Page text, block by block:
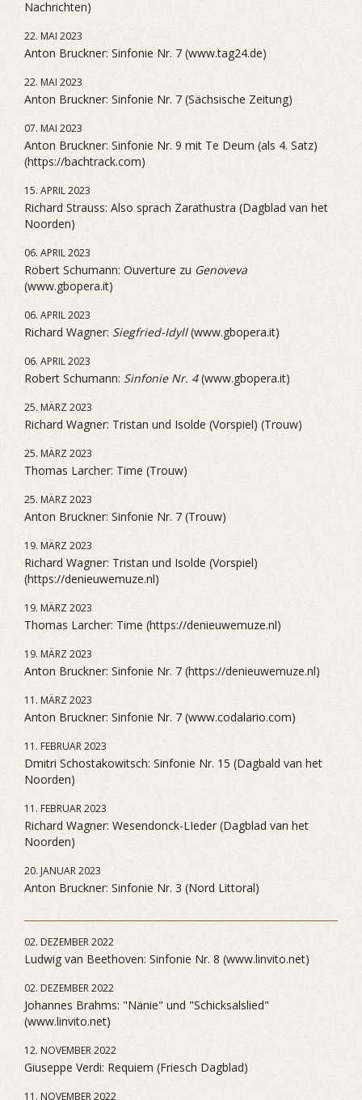
Nachrichten)
22. MAI 2023
Anton Bruckner: Sinfonie Nr. 7 (www.tag24.de)
22. MAI 2023
Anton Bruckner: Sinfonie Nr. 7 (Sächsische Zeitung)
07. MAI 2023
Anton Bruckner: Sinfonie Nr. 9 mit Te Deum (als 4. Satz)
(https://bachtrack.com)
15. APRIL 2023
Richard Strauss: Also sprach Zarathustra (Dagblad van het
Noorden)
06. APRIL 2023
Robert Schumann: Ouverture zu Genoveva
(www.gbopera.it)
06. APRIL 2023
Richard Wagner: Siegfried-Idyll(www.gbopera.it)
06. APRIL 2023
Robert Schumann: Sinfonie Nr. 4(www.gbopera.it)
25. MÄRZ 2023
Richard Wagner: Tristan und Isolde (Vorspiel) (Trouw)
25. MÄRZ 2023
Thomas Larcher: Time (Trouw)
25. MÄRZ 2023
Anton Bruckner: Sinfonie Nr. 7 (Trouw)
19. MÄRZ 2023
Richard Wagner: Tristan und Isolde (Vorspiel)
(https://denieuwemuze.nl)
19. MÄRZ 2023
Thomas Larcher: Time (https://denieuwemuze.nl)
19. MÄRZ 2023
Anton Bruckner: Sinfonie Nr. 7 (https://denieuwemuze.nl)
11. MÄRZ 2023
Anton Bruckner: Sinfonie Nr. 7 (www.codalario.com)
11. FEBRUAR 2023
Dmitri Schostakowitsch: Sinfonie Nr. 15 (Dagbald van het
Noorden)
11. FEBRUAR 2023
Richard Wagner: Wesendonck-LIeder (Dagblad van het
Noorden)
20. JANUAR 2023
Anton Bruckner: Sinfonie Nr. 3 (Nord Littoral)
02. DEZEMBER 2022
Ludwig van Beethoven: Sinfonie Nr. 8 (www.linvito.net)
02. DEZEMBER 2022
Johannes Brahms: "Nänie" und "Schicksalslied"
(www.linvito.net)
12. NOVEMBER 2022
Giuseppe Verdi: Requiem (Friesch Dagblad)
11. NOVEMBER 2022